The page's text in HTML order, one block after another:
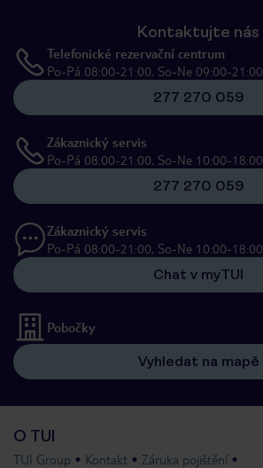
Kontaktujte nás
Telefonické rezervační centrum
Po-Pá 08:00-21:00, So-Ne 09:00-21:00
277 270 059
Zákaznický servis
Po-Pá 08:00-21:00, So-Ne 10:00-18:00
277 270 059
Zákaznický servis
Po-Pá 08:00-21:00, So-Ne 10:00-18:00
Chat v myTUI
Pobočky
Vyhledat na mapě
O TUI
TUI Group Kontakt
Záruka pojištění